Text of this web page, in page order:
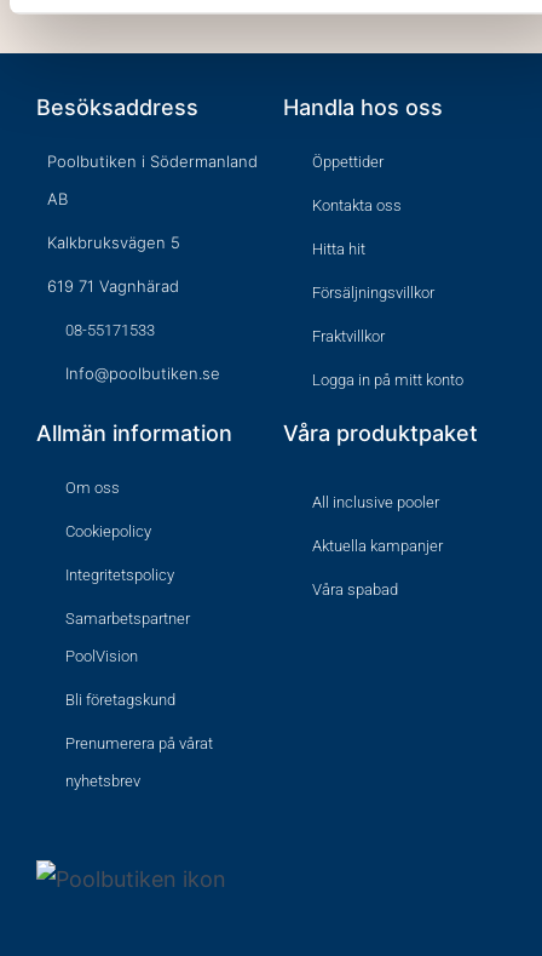
Besöksaddress
Poolbutiken i Södermanland
AB
Kalkbruksvägen 5
619 71 Vagnhärad
08-55171533
Info@poolbutiken.se
Handla hos oss
Öppettider
Kontakta oss
Hitta hit
Försäljningsvillkor
Fraktvillkor
Logga in på mitt konto
Allmän information
Om oss
Cookiepolicy
Integritetspolicy
Samarbetspartner
PoolVision
Bli företagskund
Prenumerera på vårat
nyhetsbrev
Våra produktpaket
All inclusive pooler
Aktuella kampanjer
Våra spabad